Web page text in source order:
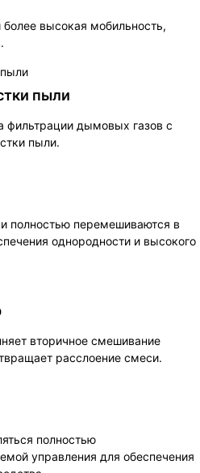
высокая мобильность,
пыли
фильтрации дымовых газов с
пыли.
полностью перемешиваются в
однородности и высокого
вторичное смешивание
расслоение смеси.
полностью
управления для обеспечения